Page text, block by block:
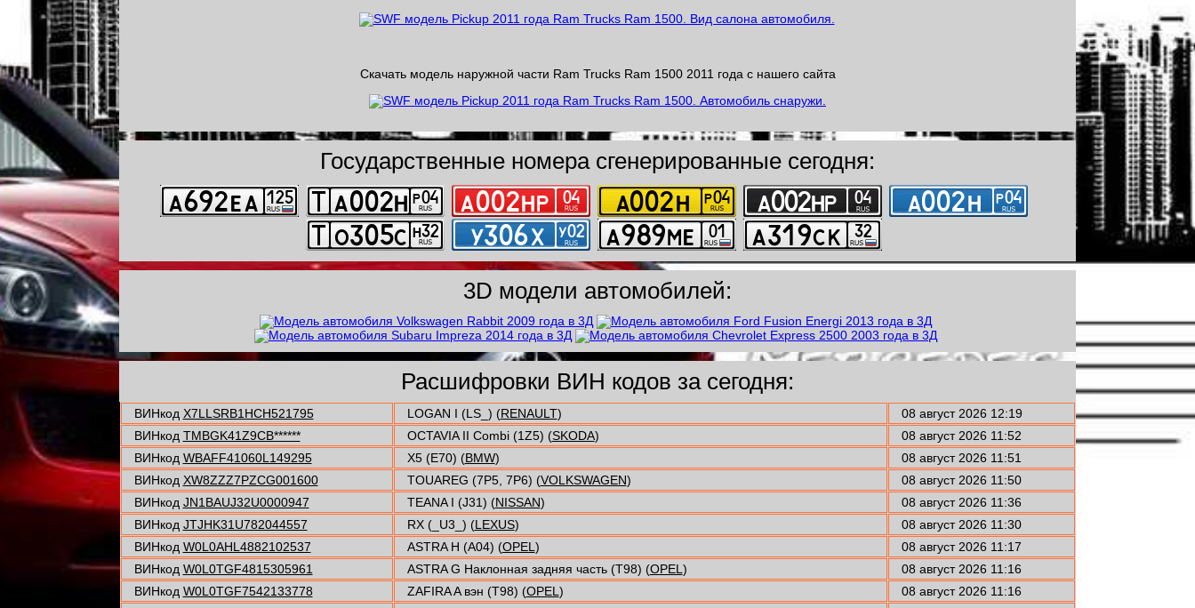
Скачать модель наружной части Ram Trucks Ram 1500 2011 года с нашего сайта
Государственные номера сгенерированные сегодня:
3D модели автомобилей:
Расшифровки ВИН кодов за сегодня:
ВИНкод X7LLSRB1HCH521795 LOGAN I (LS_) (RENAULT)
08 август 2026 12:19
ВИНкод TMBGK41Z9CB****** OCTAVIA II Combi (1Z5) (SKODA)
08 август 2026 11:52
ВИНкод WBAFF41060L149295 X5 (E70) (BMW)
08 август 2026 11:51
ВИНкод XW8ZZZ7PZCG001600 TOUAREG (7P5, 7P6) (VOLKSWAGEN)
08 август 2026 11:50
ВИНкод JN1BAUJ32U0000947 TEANA I (J31) (NISSAN)
08 август 2026 11:36
ВИНкод JTJHK31U782044557 RX (_U3_) (LEXUS)
08 август 2026 11:30
ВИНкод W0L0AHL4882102537 ASTRA H (A04) (OPEL )
08 август 2026 11:17
ВИНкод W0L0TGF4815305961 ASTRA G Наклонная задняя часть (T98) (OPEL )
08 август 2026 11:16
ВИНкод W0L0TGF7542133778 ZAFIRA A вэн (T98) (OPEL )
08 август 2026 11:16